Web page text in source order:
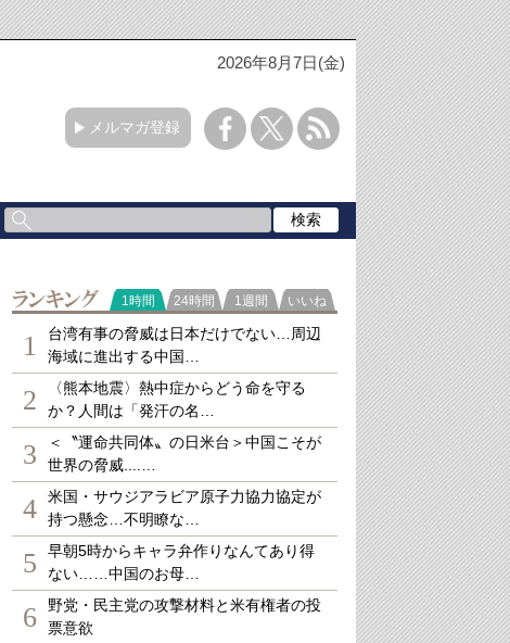
2026年8月7日(金)
メルマガ登録
ランキング
1時間 24時間 1週間 いいね
1
台湾有事の脅威は日本だけでない…周辺
海域に進出する中国…
2
〈熊本地震〉熱中症からどう命を守る
か？人間は「発汗の名…
3
＜〝運命共同体〟の日米台＞中国こそが
世界の脅威....…
4
米国・サウジアラビア原子力協力協定が
持つ懸念…不明瞭な…
5
早朝5時からキャラ弁作りなんてあり得
ない……中国のお母…
6
野党・民主党の攻撃材料と米有権者の投
票意欲